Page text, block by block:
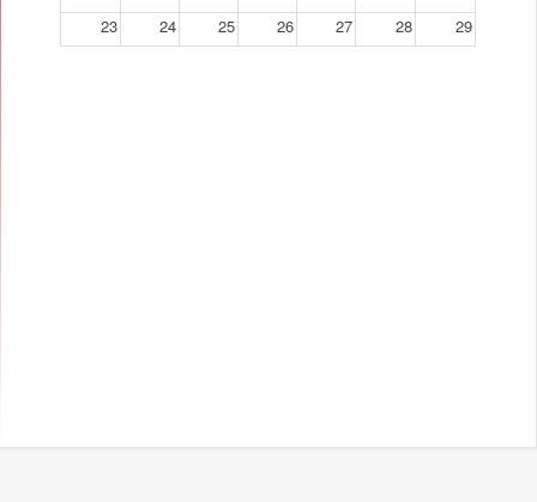
23 24 25 26 27 28 29